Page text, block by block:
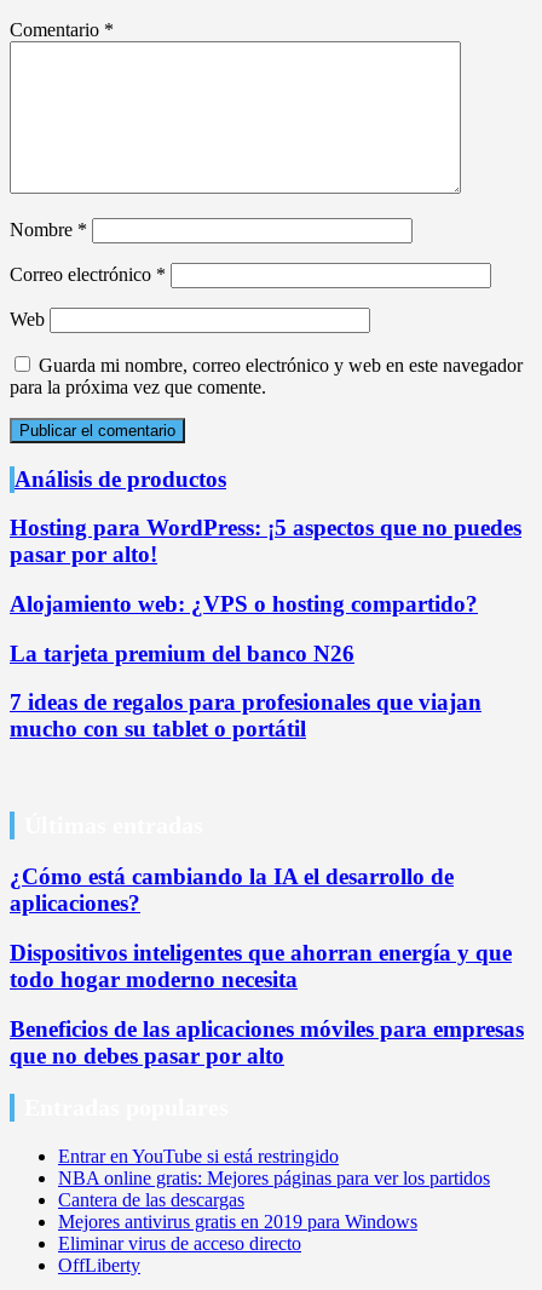
Comentario *
Nombre *
Correo electrónico *
Web
Guarda mi nombre, correo electrónico y web en este navegador
para la próxima vez que comente.
Análisis de productos
Hosting para WordPress: ¡5 aspectos que no puedes
pasar por alto!
Alojamiento web: ¿VPS o hosting compartido?
La tarjeta premium del banco N26
7 ideas de regalos para profesionales que viajan
mucho con su tablet o portátil
¿Cómo está cambiando la IA el desarrollo de
aplicaciones?
Dispositivos inteligentes que ahorran energía y que
todo hogar moderno necesita
Beneficios de las aplicaciones móviles para empresas
que no debes pasar por alto
Entrar en YouTube si está restringido
NBA online gratis: Mejores páginas para ver los partidos
Cantera de las descargas
Mejores antivirus gratis en 2019 para Windows
Eliminar virus de acceso directo
OffLiberty